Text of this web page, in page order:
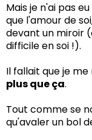
Mais je n'ai pas
que l'amour de
devant un miroir
difficile en soi !).
Il fallait que je
plus que ça.
Tout comme se
qu'avaler un bol